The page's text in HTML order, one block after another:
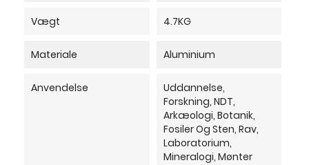
Vægt 4.7KG
Materiale Aluminium
Anvendelse
Uddannelse,
Forskning, NDT,
Arkæologi, Botanik,
Fosiler Og Sten, Rav,
Laboratorium,
Mineralogi, Mønter